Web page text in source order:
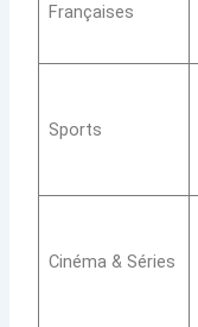
Françaises
Sports
Cinéma & Séries